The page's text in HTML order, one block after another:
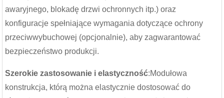
awaryjnego, blokadę drzwi ochronnych itp.) oraz
konfiguracje spełniające wymagania dotyczące ochrony
przeciwwybuchowej (opcjonalnie), aby zagwarantować
bezpieczeństwo produkcji.
Szerokie zastosowanie i elastyczność:Modułowa
konstrukcja, którą można elastycznie dostosować do